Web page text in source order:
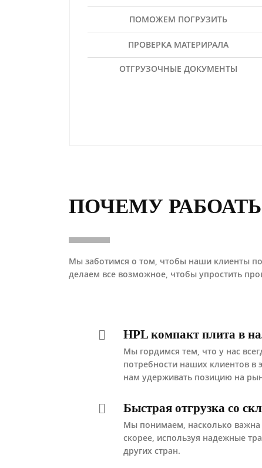
ПОМОЖЕМ ПОГРУЗИТЬ
ПРОВЕРКА МАТЕРИРАЛА
ОТГРУЗОЧНЫЕ ДОКУМЕНТЫ
ПОЧЕМУ
Мы заботимся о том, чтобы наши клиенты
делаем все возможное, чтобы упростить
HPL компакт плита в
Мы гордимся тем, что у нас
потребности наших клиентов
нам удерживать позицию на
Быстрая отгрузка со
Мы понимаем, насколько важна
скорее, используя надежные
других стран.